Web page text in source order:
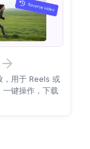
，用于 Reels 或
一键操作，下载